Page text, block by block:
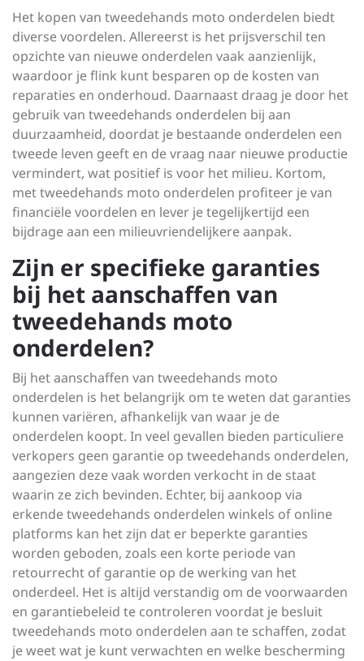
Het kopen van tweedehands moto onderdelen biedt
diverse voordelen. Allereerst is het prijsverschil ten
opzichte van nieuwe onderdelen vaak aanzienlijk,
waardoor je flink kunt besparen op de kosten van
reparaties en onderhoud. Daarnaast draag je door het
gebruik van tweedehands onderdelen bij aan
duurzaamheid, doordat je bestaande onderdelen een
tweede leven geeft en de vraag naar nieuwe productie
vermindert, wat positief is voor het milieu. Kortom,
met tweedehands moto onderdelen profiteer je van
financiële voordelen en lever je tegelijkertijd een
bijdrage aan een milieuvriendelijkere aanpak.
Zijn er specifieke garanties
bij het aanschaffen van
tweedehands moto
onderdelen?
Bij het aanschaffen van tweedehands moto
onderdelen is het belangrijk om te weten dat garanties
kunnen variëren, afhankelijk van waar je de
onderdelen koopt. In veel gevallen bieden particuliere
verkopers geen garantie op tweedehands onderdelen,
aangezien deze vaak worden verkocht in de staat
waarin ze zich bevinden. Echter, bij aankoop via
erkende tweedehands onderdelen winkels of online
platforms kan het zijn dat er beperkte garanties
worden geboden, zoals een korte periode van
retourrecht of garantie op de werking van het
onderdeel. Het is altijd verstandig om de voorwaarden
en garantiebeleid te controleren voordat je besluit
tweedehands moto onderdelen aan te schaffen, zodat
je weet wat je kunt verwachten en welke bescherming